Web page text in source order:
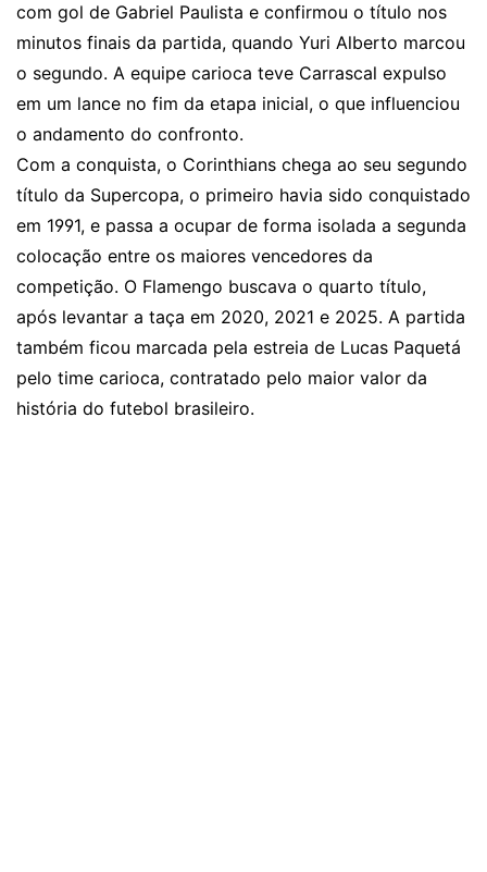
com gol de Gabriel Paulista e confirmou o título nos
minutos finais da partida, quando Yuri Alberto marcou
o segundo. A equipe carioca teve Carrascal expulso
em um lance no fim da etapa inicial, o que influenciou
o andamento do confronto.
Com a conquista, o Corinthians chega ao seu segundo
título da Supercopa, o primeiro havia sido conquistado
em 1991, e passa a ocupar de forma isolada a segunda
colocação entre os maiores vencedores da
competição. O Flamengo buscava o quarto título,
após levantar a taça em 2020, 2021 e 2025. A partida
também ficou marcada pela estreia de Lucas Paquetá
pelo time carioca, contratado pelo maior valor da
história do futebol brasileiro.